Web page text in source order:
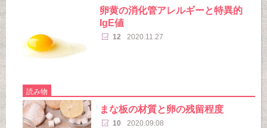
卵黄の消化管アレルギーと特異的
IgE値
12 2020.11.27
読み物
まな板の材質と卵の残留程度
10 2020.09.08